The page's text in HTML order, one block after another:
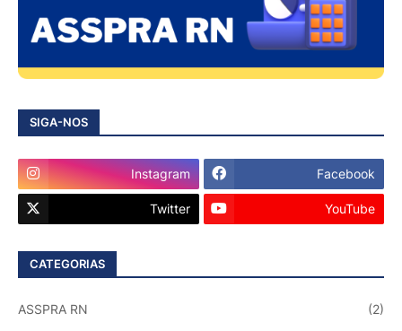
SIGA-NOS
Instagram Facebook
Twitter YouTube
CATEGORIAS
ASSPRA RN (2)